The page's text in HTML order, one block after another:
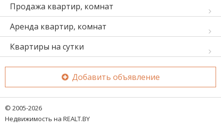
Продажа квартир, комнат
Аренда квартир, комнат
Квартиры на сутки
Добавить объявление
© 2005-2026
Недвижимость на REALT.BY